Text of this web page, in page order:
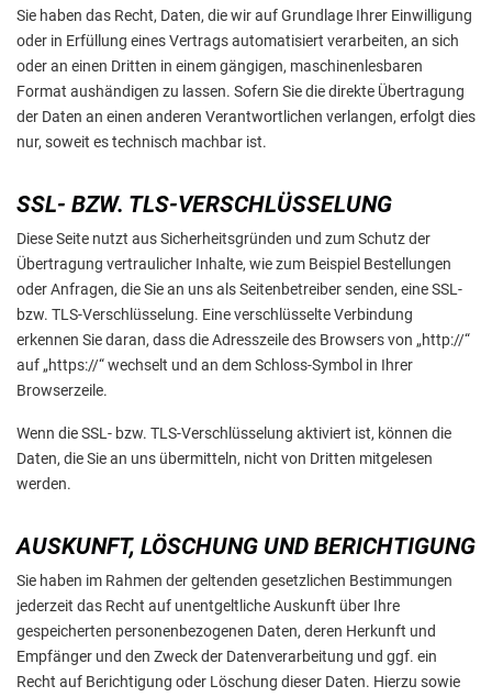
Sie haben das Recht, Daten, die wir auf Grundlage Ihrer Einwilligung
oder in Erfüllung eines Vertrags automatisiert verarbeiten, an sich
oder an einen Dritten in einem gängigen, maschinenlesbaren
Format aushändigen zu lassen. Sofern Sie die direkte Übertragung
der Daten an einen anderen Verantwortlichen verlangen, erfolgt dies
nur, soweit es technisch machbar ist.
SSL- BZW. TLS-VERSCHLÜSSELUNG
Diese Seite nutzt aus Sicherheitsgründen und zum Schutz der
Übertragung vertraulicher Inhalte, wie zum Beispiel Bestellungen
oder Anfragen, die Sie an uns als Seitenbetreiber senden, eine SSL-
bzw. TLS-Verschlüsselung. Eine verschlüsselte Verbindung
erkennen Sie daran, dass die Adresszeile des Browsers von „http://“
auf „https://“ wechselt und an dem Schloss-Symbol in Ihrer
Browserzeile.
Wenn die SSL- bzw. TLS-Verschlüsselung aktiviert ist, können die
Daten, die Sie an uns übermitteln, nicht von Dritten mitgelesen
werden.
AUSKUNFT, LÖSCHUNG UND BERICHTIGUNG
Sie haben im Rahmen der geltenden gesetzlichen Bestimmungen
jederzeit das Recht auf unentgeltliche Auskunft über Ihre
gespeicherten personenbezogenen Daten, deren Herkunft und
Empfänger und den Zweck der Datenverarbeitung und ggf. ein
Recht auf Berichtigung oder Löschung dieser Daten. Hierzu sowie